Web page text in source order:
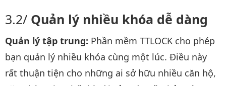
Quản lý nhiều khóa dễ dàng
Quản lý tập trung: Phần mềm TTLOCK cho phép
bạn quản lý nhiều khóa cùng một lúc. Điều này
rất thuận tiện cho những ai sở hữu nhiều căn hộ,